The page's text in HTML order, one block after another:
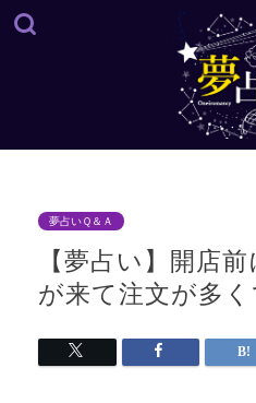
夢占いＱ＆Ａ
【夢占い】開店
が来て注文が多